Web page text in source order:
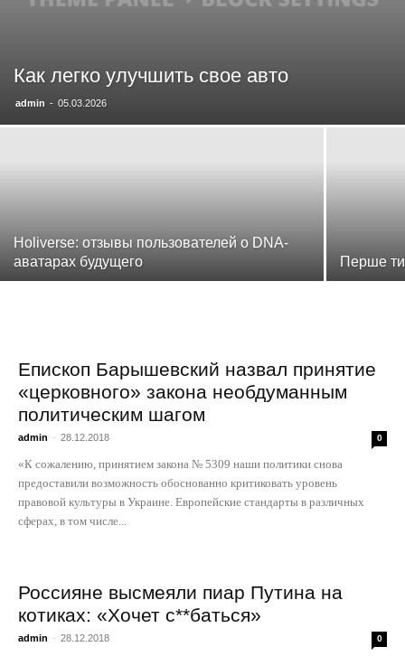
Как легко улучшить свое авто
admin - 05.03.2026
Holiverse: отзывы пользователей о DNA-
аватарах будущего
Перше
Епископ Барышевский назвал принятие
«церковного» закона необдуманным
политическим шагом
admin - 28.12.2018 0
«К сожалению, принятием закона № 5309 наши политики снова
предоставили возможность обоснованно критиковать уровень
правовой культуры в Украине. Европейские стандарты в различных
сферах, в том числе...
Россияне высмеяли пиар Путина на
котиках: «Хочет с**баться»
admin - 28.12.2018 0